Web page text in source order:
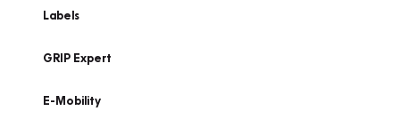
Labels
GRIP Expert
E-Mobility